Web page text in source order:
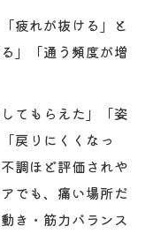
体で見直す
ックポイント
びのコツ
の注意点
る受け方
疲れが抜ける」と
」「通う頻度が増
てもらえた」「姿
戻りにくくなっ
調ほど評価されや
でも、痛い場所だ
き・筋力バランス